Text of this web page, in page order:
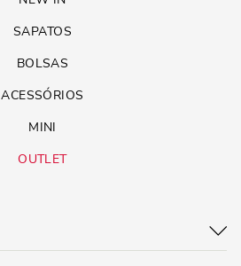
SAPATOS
BOLSAS
ACESSÓRIOS
MINI
OUTLET